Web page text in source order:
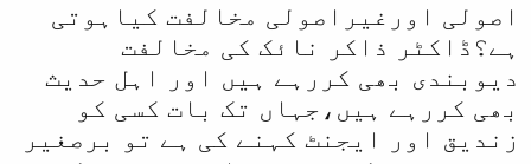
ہو سکتا میری معلومات اس معاملہ
میں ناقص ہوں ،اگر آپ کے علم میں
ایسا ہے تو یہاں بلفظہ پیش کریں ۔
اصولی اورغیراصولی مخالفت کیاہوتی
ہے؟ڈاکٹر ذاکر نائک کی مخالفت
دیوبندی بھی کررہے ہیں اور اہل حدیث
بھی کررہے ہیں،جہاں تک بات کسی کو
زندیق اور ایجنٹ کہنے کی ہے تو برصغیر